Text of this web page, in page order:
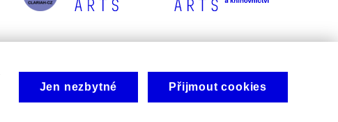
Jen nezbytné Přijmout cookies